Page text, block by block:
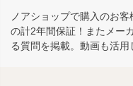
ノアショップで購入のお
の計2年間保証！またメー
る質問を掲載。動画も活用